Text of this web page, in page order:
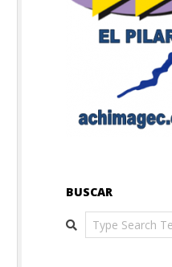
BUSCAR
Search